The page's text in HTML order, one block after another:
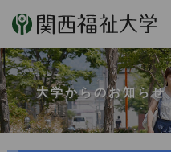
大学からのお知らせ